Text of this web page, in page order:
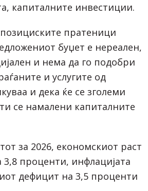
капиталните инвестиции.
пратеници
буџет е нереален,
и нема да го подобри
и услугите од
и дека ќе се зголеми
се намалени капиталните
за 2026, економскиот раст
проценти, инфлацијата
дефицит на 3,5 проценти